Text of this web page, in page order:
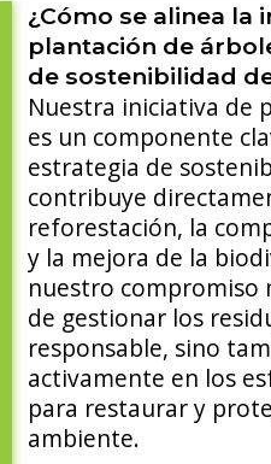
¿Cómo se alinea la
plantación de
de sostenibilidad
Nuestra iniciativa de
es un componente
estrategia de
contribuye
reforestación, la
y la mejora de la
nuestro compromiso
de gestionar los
responsable, sino
activamente en los
para restaurar y
ambiente.